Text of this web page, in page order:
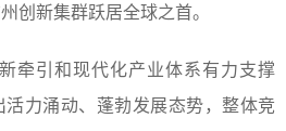
新集群跃居全球之首。
牵引和现代化产业体系有力支撑
力涌动、蓬勃发展态势，整体竞